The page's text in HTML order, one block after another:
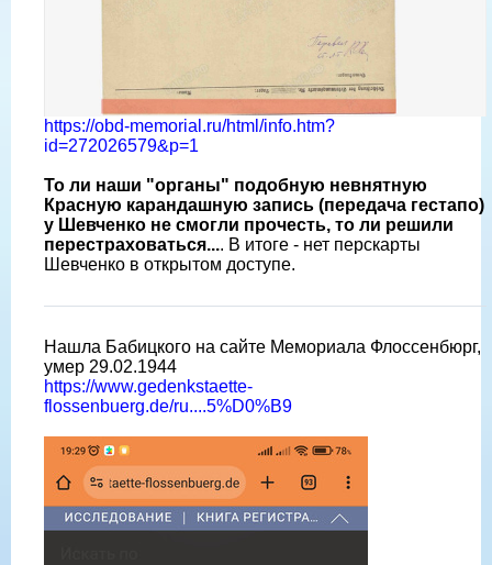
https://obd-memorial.ru/html/info.htm?
id=272026579&p=1
То ли наши "органы" подобную невнятную
Красную карандашную запись (передача гестапо)
у Шевченко не смогли прочесть, то ли решили
перестраховаться.... В итоге - нет перскарты
Шевченко в открытом доступе.
Нашла Бабицкого на сайте Мемориала Флоссенбюрг,
умер 29.02.1944
https://www.gedenkstaette-
flossenbuerg.de/ru....5%D0%B9